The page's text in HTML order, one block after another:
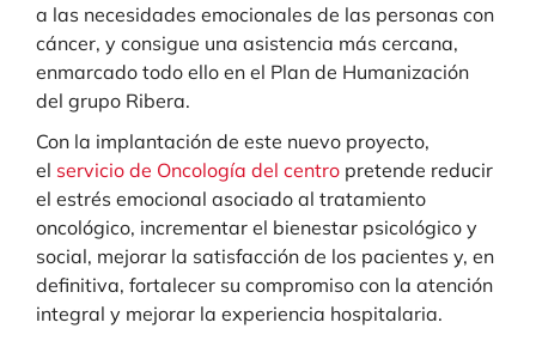
a las necesidades emocionales de las personas con
cáncer, y consigue una asistencia más cercana,
enmarcado todo ello en el Plan de Humanización
del grupo Ribera.
Con la implantación de este nuevo proyecto,
el servicio de Oncología del centro pretende reducir
el estrés emocional asociado al tratamiento
oncológico, incrementar el bienestar psicológico y
social, mejorar la satisfacción de los pacientes y, en
definitiva, fortalecer su compromiso con la atención
integral y mejorar la experiencia hospitalaria.